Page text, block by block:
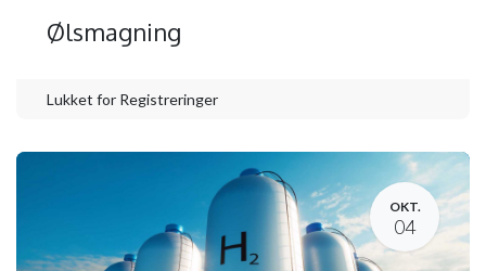
Ølsmagning
Lukket for Registreringer
OKT.
04